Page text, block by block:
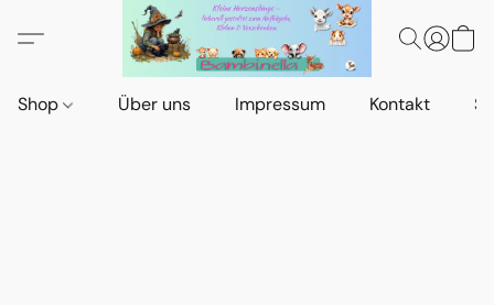
Shop Über uns Impressum Kontakt